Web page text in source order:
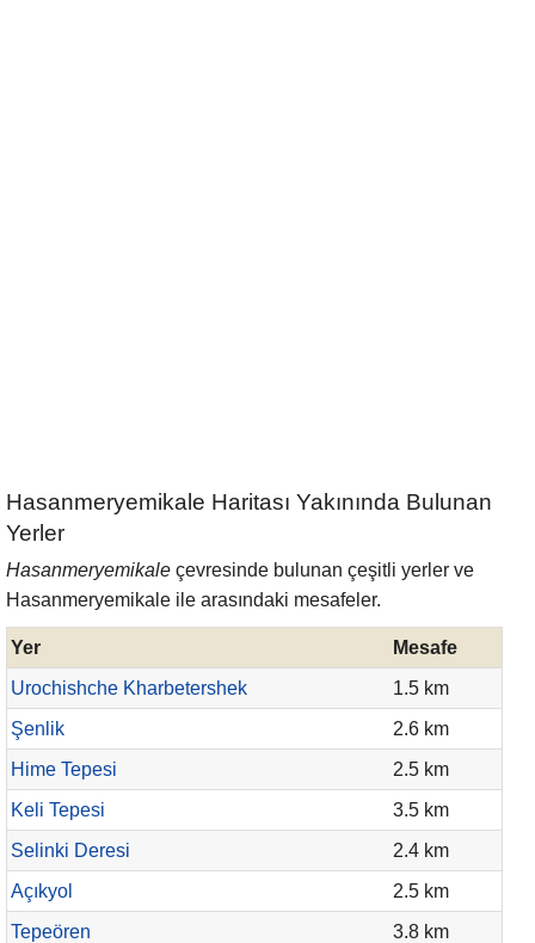
Hasanmeryemikale Haritası Yakınında Bulunan
Yerler
Hasanmeryemikale çevresinde bulunan çeşitli yerler ve
Hasanmeryemikale ile arasındaki mesafeler.
Yer
Mesafe
Urochishche Kharbetershek
1.5 km
Şenlik
2.6 km
Hime Tepesi
2.5 km
Keli Tepesi
3.5 km
Selinki Deresi
2.4 km
Açıkyol
2.5 km
Tepeören
3.8 km